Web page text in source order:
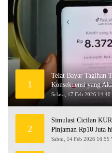
1
Telat Bayar Tagihan
Konsekuensi yang
Selasa, 17 Feb 2026
2
Simulasi Cicilan
Pinjaman Rp10 Juta
Sabtu, 14 Feb 2026 16:55